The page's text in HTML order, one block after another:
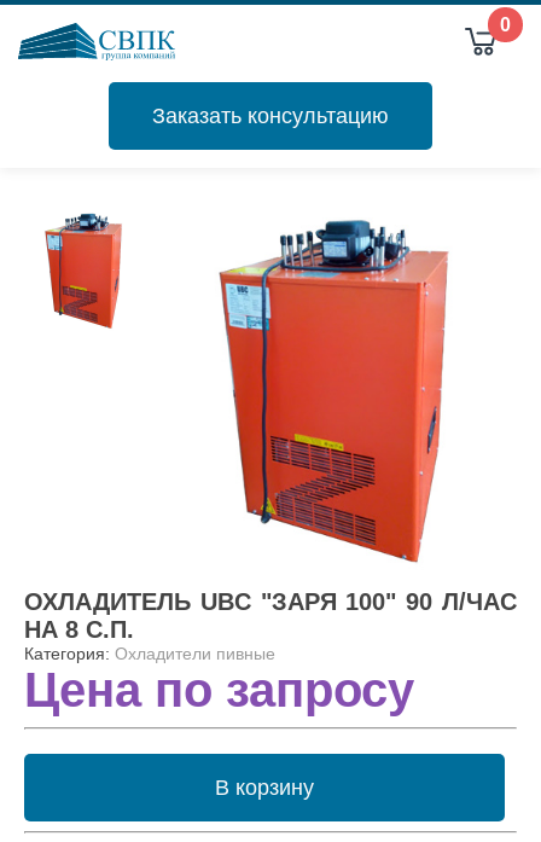
0
Заказать консультацию
ОХЛАДИТЕЛЬ UBC "ЗАРЯ 100" 90 Л/ЧАС
НА 8 С.П.
Категория: Охладители пивные
Цена по запросу
В корзину